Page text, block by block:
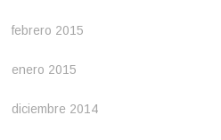
febrero 2015
enero 2015
diciembre 2014